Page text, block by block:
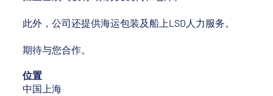
此外，公司还提供海运包装及船上LSD人力服务。
期待与您合作。
位置
中国上海